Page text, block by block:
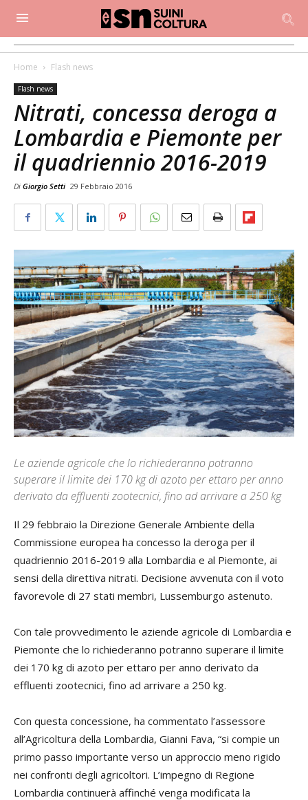
Home Flash news
Flash news
Nitrati, concessa deroga a
Lombardia e Piemonte per
il quadriennio 2016-2019
Di Giorgio Setti 29 Febbraio 2016
Le aziende agricole che lo richiederanno potranno
superare il limite dei 170 kg di azoto per ettaro per anno
derivato da effluenti zootecnici, fino ad arrivare a 250 kg
Il 29 febbraio la Direzione Generale Ambiente della
Commissione europea ha concesso la deroga per il
quadriennio 2016-2019 alla Lombardia e al Piemonte, ai
sensi della direttiva nitrati. Decisione avvenuta con il voto
favorevole di 27 stati membri, Lussemburgo astenuto.
Con tale provvedimento le aziende agricole di Lombardia e
Piemonte che lo richiederanno potranno superare il limite
dei 170 kg di azoto per ettaro per anno derivato da
effluenti zootecnici, fino ad arrivare a 250 kg.
Con questa concessione, ha commentato l’assessore
all’Agricoltura della Lombardia, Gianni Fava, “si compie un
primo passo importante verso un approccio meno rigido
nei confronti degli agricoltori. L’impegno di Regione
Lombardia continuerà affinché venga modificata la